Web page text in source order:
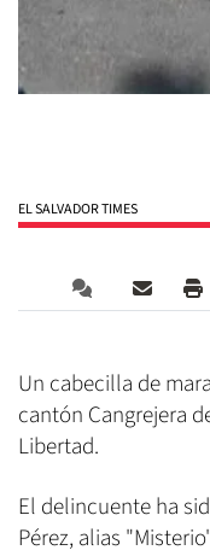
EL SALVADOR TIMES
Un cabecilla de
cantón Cangrejera
Libertad.
El delincuente ha
Pérez, alias